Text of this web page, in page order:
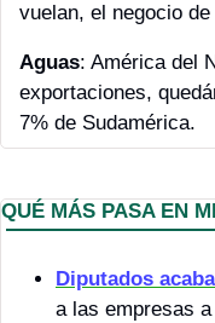
vuelan, el negocio
Aguas: América del
exportaciones,
7% de Sudamérica.
QUÉ MÁS PASA EN
Diputados
a las empresas